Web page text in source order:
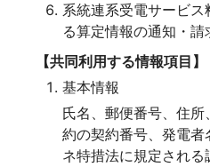
系統連系受電サービ
る算定情報の通知・請
【共同利用する情報項目】
基本情報
氏名、郵便番号、住
約の契約番号、発電
ネ特措法に規定され